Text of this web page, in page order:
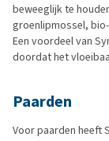
beweeglijk te
groenlipmossel,
Een voordeel van
doordat het
Paarden
Voor paarden heeft